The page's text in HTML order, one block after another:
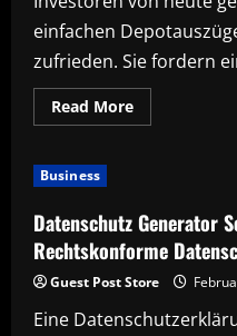
einfachen
zufrieden. Sie fordern
Read MoreRead
more
als
neuer
Standard
Business
Datenschutz Generator
Rechtskonforme
Guest Post Store
Eine